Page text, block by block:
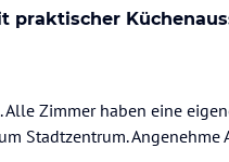
praktischer
Zimmer haben eine
Stadtzentrum.